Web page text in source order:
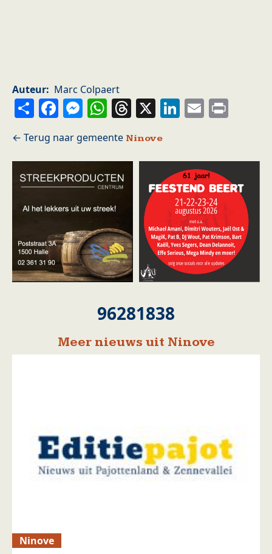
Auteur Marc Colpaert
ShareFacebook
Messenger
WhatsApp
Threads
X LinkedIn
Email
Ninove
96281838
Meer nieuws uit Ninove
Ninove